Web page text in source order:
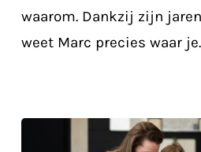
waarom. Dankzij zijn
weet Marc precies waar